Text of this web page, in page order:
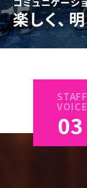
STAFF
VOICE
03